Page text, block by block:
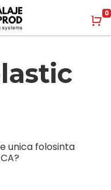
0
unica folosinta